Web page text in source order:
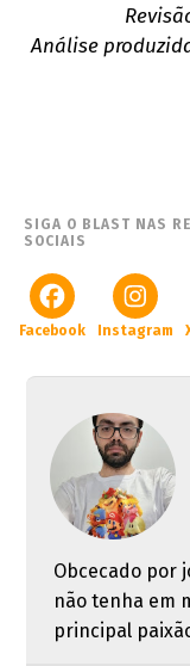
Análise
SIGA O BLAST NAS
SOCIAIS
Facebook Instagram
Obcecado por
não tenha em
principal